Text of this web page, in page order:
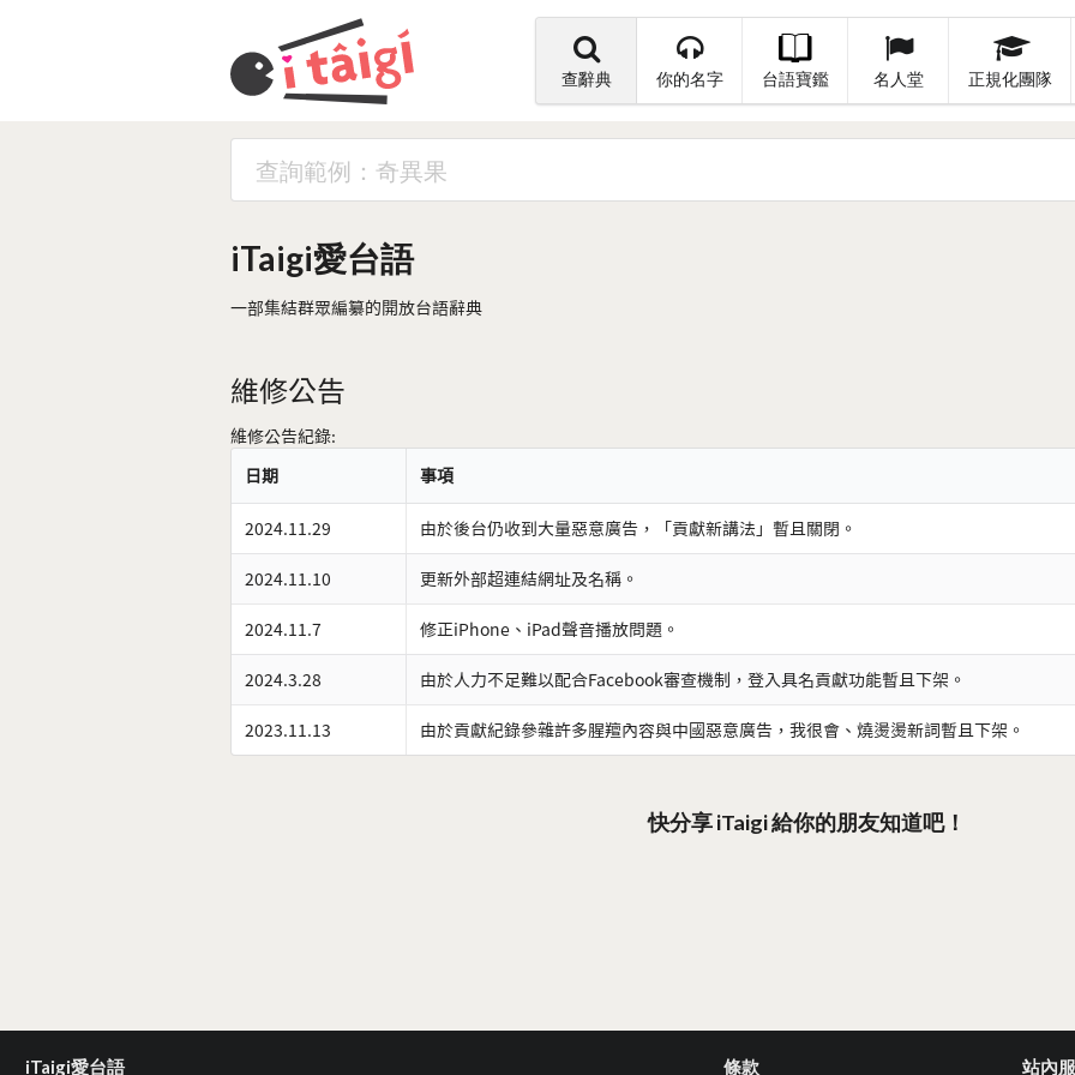
查辭典 你的名字 台語寶鑑 名人堂 正規化團隊
iTaigi愛台語
一部集結群眾編纂的開放台語辭典
維修公告
維修公告紀錄:
日期
事項
2024.11.29 由於後台仍收到大量惡意廣告，「貢獻新講法」暫且關閉。
2024.11.10 更新外部超連結網址及名稱。
2024.11.7 修正iPhone、iPad聲音播放問題。
2024.3.28 由於人力不足難以配合Facebook審查機制，登入具名貢獻功能暫且下架。
2023.11.13 由於貢獻紀錄參雜許多腥羶內容與中國惡意廣告，我很會、燒燙燙新詞暫且下架。
快分享 iTaigi 給你的朋友知道吧！
iTaigi愛台語 條款 站內